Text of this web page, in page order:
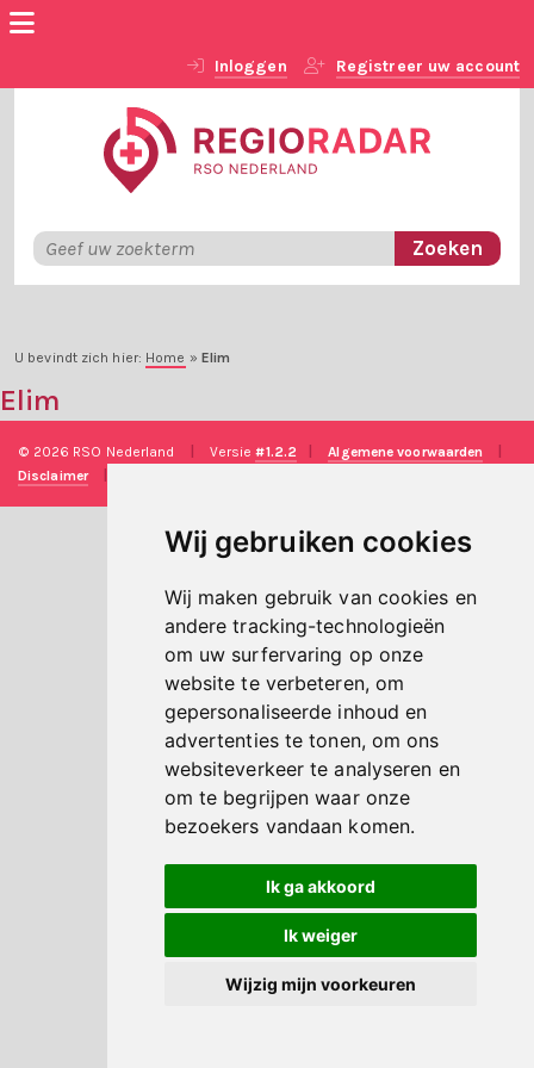
Wij gebruiken cookies
Wij maken gebruik van cookies en
andere tracking-technologieën
om uw surfervaring op onze
website te verbeteren, om
gepersonaliseerde inhoud en
advertenties te tonen, om ons
websiteverkeer te analyseren en
om te begrijpen waar onze
bezoekers vandaan komen.
Ik ga akkoord
Ik weiger
Wijzig mijn voorkeuren
Inloggen Registreer uw account
U bevindt zich hier: Home » Elim
Elim
© 2026 RSO Nederland Versie#1.2.2 Algemene voorwaarden
Disclaimer